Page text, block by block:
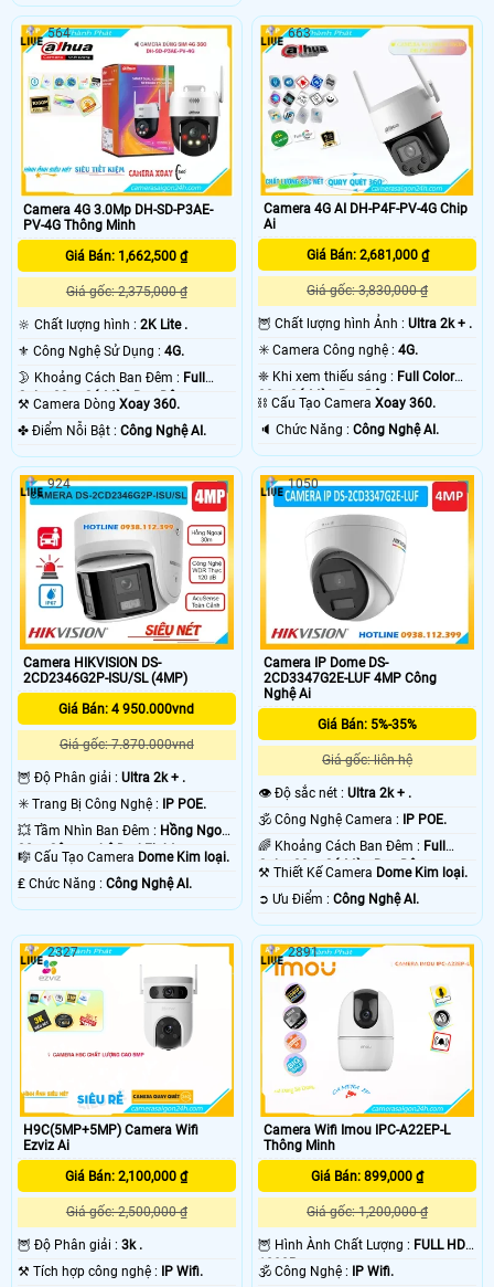
Camera 4G 3.0Mp DH-SD-P3AE-
PV-4G Thông Minh
Giá Bán: 1,662,500 ₫
Giá gốc: 2,375,000 ₫
🔆 Chất lượng hình : 2K Lite .
⚜️ Công Nghệ Sử Dụng : 4G.
🌛 Khoảng Cách Ban Đêm : Full
Color 30m Có Màu Ban Ðêm.
⚒ Camera Dòng Xoay 360.
️✤ Điểm Nỗi Bật : Công Nghệ AI.
564
Camera 4G AI DH-P4F-PV-4G Chip
Ai
Giá Bán: 2,681,000 ₫
Giá gốc: 3,830,000 ₫
🦉 Chất lượng hình Ảnh :Ultra 2k + .
✳️ Camera Công nghệ :4G.
❈ Khi xem thiếu sáng : Full Color
30m Có Màu Ban Ðêm.
⛓ Cấu Tạo CameraXoay 360.
️🔈 Chức Năng :Công Nghệ AI.
663
Camera HIKVISION DS-
2CD2346G2P-ISU/SL (4MP)
Giá Bán: 4 950.000vnd
Giá gốc: 7.870.000vnd
🦉 Độ Phân giải : Ultra 2k + .
✳️ Trang Bị Công Nghệ :
IP POE.
💥 Tầm Nhìn Ban Đêm : Hồng Ngoại
30m Công nghệ DarkFighter.
🎼️ Cấu Tạo Camera Dome Kim loại.
️₤ Chức Năng : Công Nghệ AI.
924
Camera IP Dome DS-
2CD3347G2E-LUF 4MP Công
Nghệ Ai
Giá Bán: 5%-35%
Giá gốc: liên hệ
👁 Độ sắc nét :Ultra 2k + .
🕉️ Công Nghệ Camera :
IP POE.
🌈 Khoảng Cách Ban Đêm : Full
Color 30m Có Màu Ban Ðêm.
⚒ Thiết Kế Camera Dome Kim loại.
️➲ Ưu Điểm :Công Nghệ AI.
1050
H9C(5MP+5MP) Camera Wifi
Ezviz Ai
Giá Bán: 2,100,000 ₫
Giá gốc: 2,500,000 ₫
🦉 Độ Phân giải : 3k .
⚒ Tích hợp công nghệ :
IP Wifi.
2327
Camera Wifi Imou IPC-A22EP-L
Thông Minh
Giá Bán: 899,000 ₫
Giá gốc: 1,200,000 ₫
🦉 Hình Ành Chất Lượng : FULL HD
1080P .
🕉️ Công Nghệ : IP Wifi.
2891